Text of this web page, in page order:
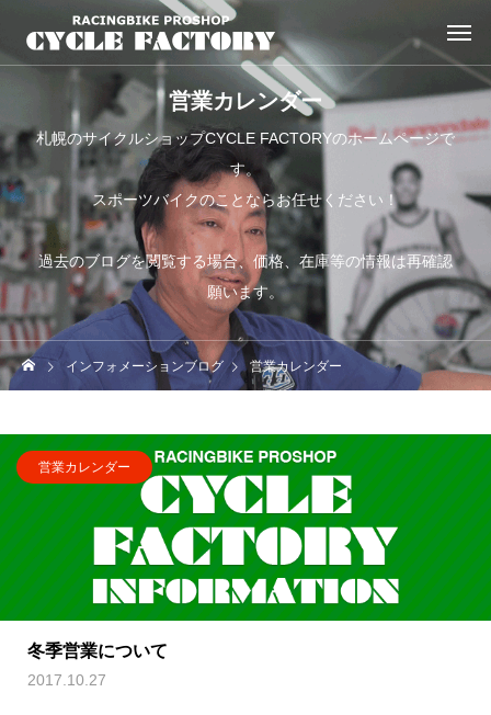
営業カレンダー
札幌のサイクルショップCYCLE FACTORYのホームページで
す。
スポーツバイクのことならお任せください！
過去のブログを閲覧する場合、価格、在庫等の情報は再確認
願います。
インフォメーションブログ 営業カレンダー
営業カレンダー
冬季営業について
2017.10.27